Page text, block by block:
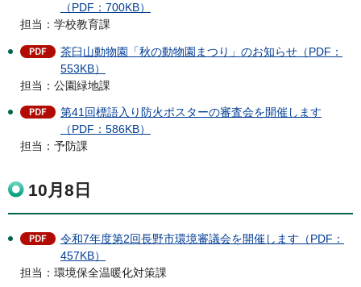
（PDF：700KB）
担当：学校教育課
茶臼山動物園「秋の動物園まつり」のお知らせ（PDF：
553KB）
担当：公園緑地課
第41回標語入り防火ポスターの審査会を開催します
（PDF：586KB）
担当：予防課
10月8日
令和7年度第2回長野市環境審議会を開催します（PDF：
457KB）
担当：環境保全温暖化対策課